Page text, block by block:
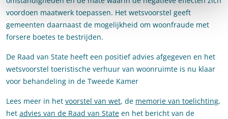
voordoen maatwerk toepassen. Het wetsvoorstel geeft
gemeenten daarnaast de mogelijkheid om woonfraude met
forsere boetes te bestrijden.
De Raad van State heeft een positief advies afgegeven en het
wetsvoorstel toeristische verhuur van woonruimte is nu klaar
voor behandeling in de Tweede Kamer
Lees meer in het voorstel van wet, de memorie van toelichting,
het advies van de Raad van State en het bericht van de